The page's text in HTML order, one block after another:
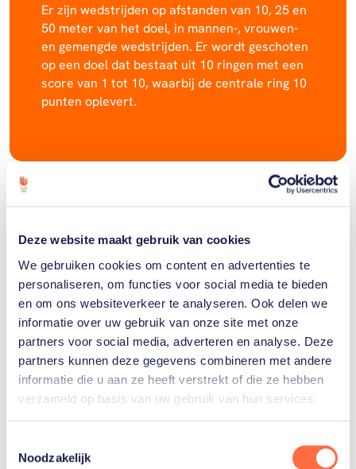
Deze website maakt gebruik van cookies
We gebruiken cookies om content en advertenties te
personaliseren, om functies voor social media te bieden
en om ons websiteverkeer te analyseren. Ook delen we
informatie over uw gebruik van onze site met onze
partners voor social media, adverteren en analyse. Deze
partners kunnen deze gegevens combineren met andere
informatie die u aan ze heeft verstrekt of die ze hebben
verzameld op basis van uw gebruik van hun services.
Noodzakelijk
Er zijn wedstrijden op afstanden van 10, 25 en
50 meter van het doel, in mannen-, vrouwen-
en gemengde wedstrijden. Er wordt geschoten
op een doel dat bestaat uit 10 ringen met een
score van 1 tot 10, waarbij de centrale ring 10
punten oplevert.
Joep
van
Lankveld